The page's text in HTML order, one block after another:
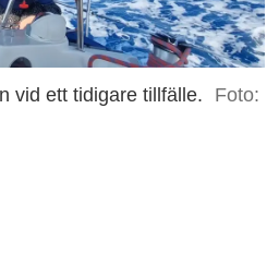
vid ett tidigare tillfälle.
Foto: